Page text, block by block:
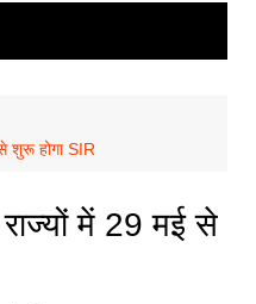
शुरू होगा SIR
में 29 मई से